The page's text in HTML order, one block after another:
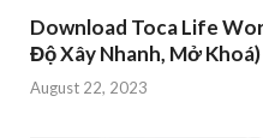
Download Toca Life
Độ Xây Nhanh, Mở Khoá)
August 22, 2023